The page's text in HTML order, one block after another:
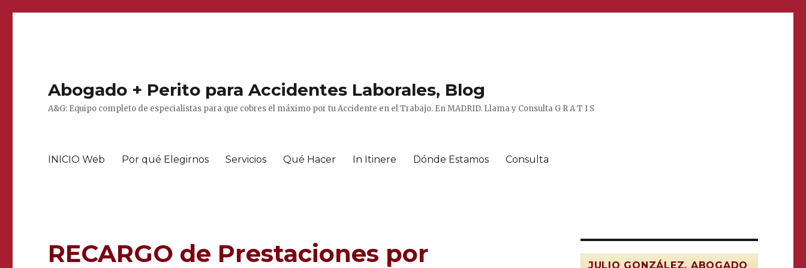
Abogado + Perito para Accidentes Laborales, Blog
A&G: Equipo completo de especialistas para que cobres el máximo por tu Accidente en el Trabajo. En MADRID. Llama y Consulta G R A T I S
INICIO Web Por qué Elegirnos Servicios Qué Hacer In Itinere Dónde Estamos Consulta
RECARGO de Prestaciones por JULIO GONZÁLEZ, ABOGADO